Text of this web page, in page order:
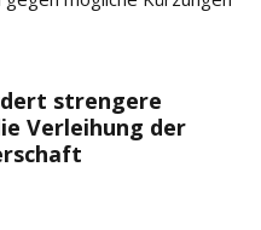
strengere
Verleihung der